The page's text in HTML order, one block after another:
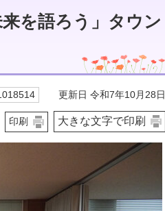
を語ろう」タウン
更新日 令和7年10月28日
印刷 大きな文字で印刷